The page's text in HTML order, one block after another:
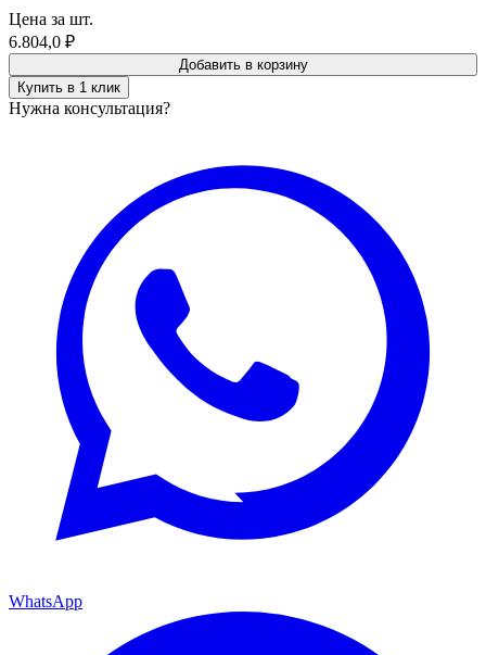
Цена за шт.
6.804,0 ₽
Добавить в корзину
Купить в 1 клик
Нужна консультация?
WhatsApp